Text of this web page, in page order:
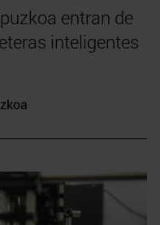
entran de
inteligentes